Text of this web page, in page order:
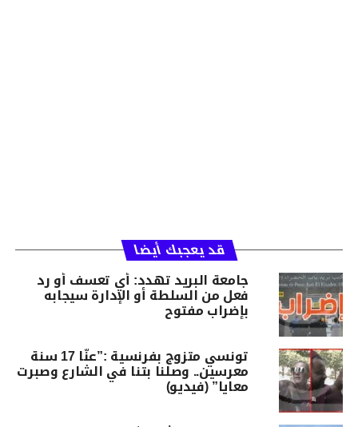
قد يعجبك أيضا
جامعة البريد تهدد: أي تعسف أو رد
فعل من السلطة أو الإدارة سيجابه
بإضراب مفتوح
تونسي متزوج بفرنسية :”عنّا 17 سنة
معرسين.. وصلنا بتنا في الشارع وصبرت
معايا” (فيديو)